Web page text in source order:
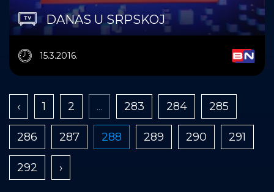
DANAS U SRPSKOJ
15.3.2016.
‹ 1 2 ... 283 284 285
286 287 288 289 290 291
292 ›